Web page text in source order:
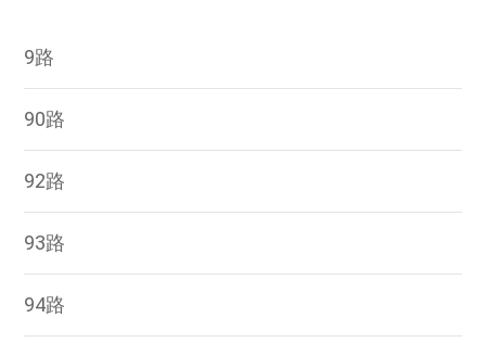
9路
90路
92路
93路
94路